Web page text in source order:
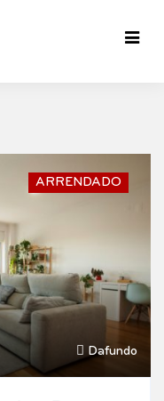
ARRENDADO
Dafundo